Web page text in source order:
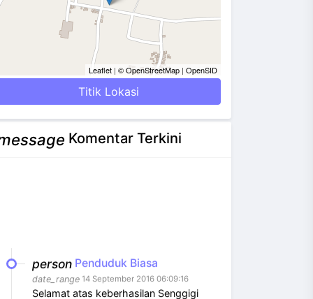
Leaflet| © OpenStreetMap| OpenSID
Titik Lokasi
Komentar Terkini
date_range14 September 2016 06:09:16
Selamat atas keberhasilan Senggigi
merayakan Hari Kemerdeakaan [...]